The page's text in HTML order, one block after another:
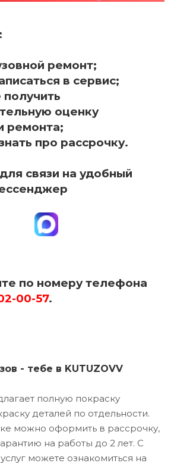
ремонт;
в сервис;
оценку
ремонта;
про рассрочку.
связи на удобный
по номеру телефона
00-57.
- тебе в KUTUZOVV
полную покраску
деталей по отдельности.
можно оформить в рассрочку,
на работы до 2 лет. С
можете ознакомиться на